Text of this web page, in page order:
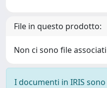
File in questo prodotto:
Non ci sono file
I documenti in IRIS